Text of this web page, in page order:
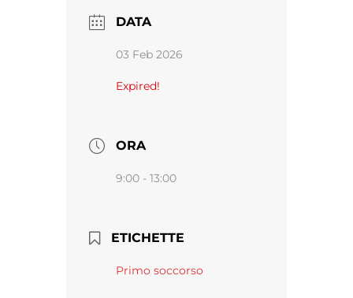
DATA
03 Feb 2026
Expired!
ORA
9:00 - 13:00
ETICHETTE
Primo soccorso